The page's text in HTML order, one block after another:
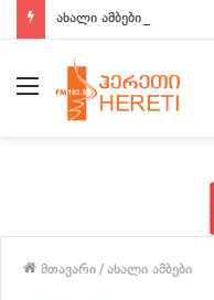
ახალი ამბები 15:00
მენიუ
მთავარი/ახალი ამბები